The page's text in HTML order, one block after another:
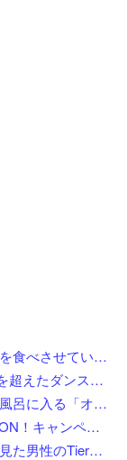
回転寿司の待機席で子どもに『おにぎり』を食べさせている親を目撃したんだが……え？！何しにきたん？
【コレはすごいw】アイドルさん、限界点を超えたダンスを披露した結果w w w w w w w w
【驚愕】キスをする友達「キスフレ」、お風呂に入る「オフレ」、添い寝の「ソフレ」… Z世代が恋人ではなく「〇〇フレ」を選ぶ理由がこちらw w w w w w w w
【悲報】イオンさん、「夏イオン お盆でBON！キャンペーン」からBON！を削除 理由不明
【衝撃】女優、アイドルなどの爆美女から見た男性のTierリストがこれ←勿論優秀なお前らは入ってるよな？？？？？